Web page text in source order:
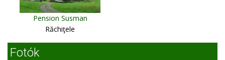
Pension Susman
Răchiţele
Fotók